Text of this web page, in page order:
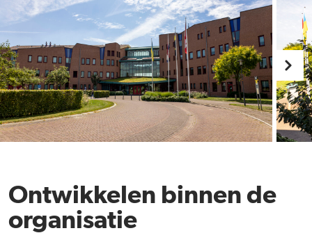
Ontwikkelen binnen de
organisatie